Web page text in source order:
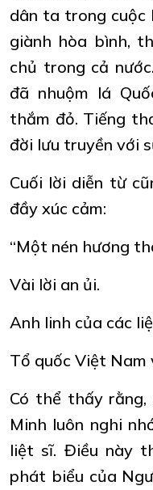
dân ta trong cuộc
giành hòa bình,
chủ trong cả
đã nhuộm lá
thắm đỏ. Tiếng
đời lưu truyền với
Cuối lời diễn từ
đầy xúc cảm:
“Một nén hương
Vài lời an ủi.
Anh linh của các
Tổ quốc Việt Nam
Có thể thấy
Minh luôn nghi
liệt sĩ. Điều này
phát biểu của